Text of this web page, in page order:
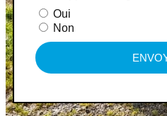
Oui
Non